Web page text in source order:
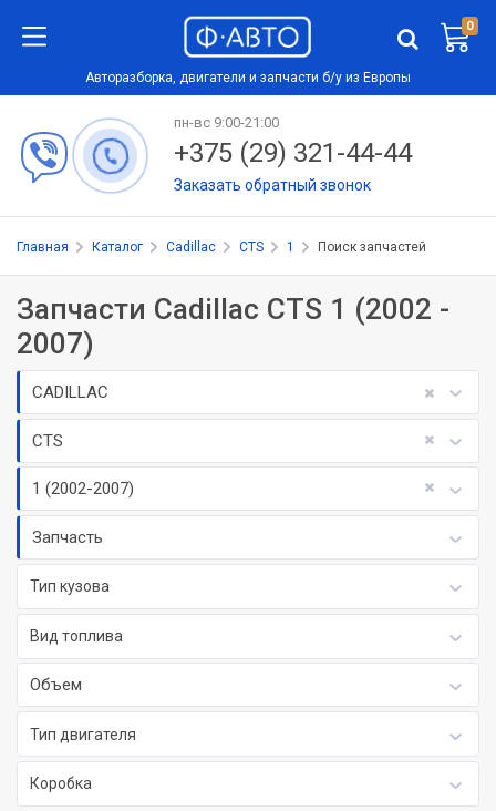
0
Авторазборка, двигатели и запчасти б/у из Европы
пн-вс 9:00-21:00
+375 (29) 321-44-44
Заказать обратный звонок
Главная Каталог Cadillac CTS 1 Поиск запчастей
Запчасти Cadillac CTS 1 (2002 -
2007)
CADILLAC
CTS
1 (2002-2007)
Запчасть
Тип кузова
Вид топлива
Объем
Тип двигателя
Коробка